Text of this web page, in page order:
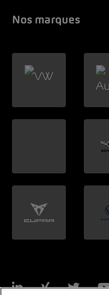
Nos marques
LinkedIn
Xing